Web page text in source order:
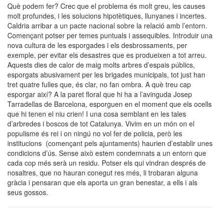
Què podem fer? Crec que el problema és molt greu, les causes
molt profundes, i les solucions hipotètiques, llunyanes i incertes.
Caldria arribar a un pacte nacional sobre la relació amb l’entorn.
Començant potser per temes puntuals i assequibles. Introduir una
nova cultura de les esporgades i els desbrossaments, per
exemple, per evitar els desastres que es produeixen a tot arreu.
Aquests dies de calor de maig molts arbres d’espais públics,
esporgats abusivament per les brigades municipals, tot just han
tret quatre fulles que, és clar, no fan ombra. A què treu cap
esporgar així? A la paret floral que hi ha a l’avinguda Josep
Tarradellas de Barcelona, esporguen en el moment que els ocells
que hi tenen el niu crien! I una cosa semblant en les tales
d’arbredes i boscos de tot Catalunya. Vivim en un món on el
populisme és rei i on ningú no vol fer de policia, però les
institucions (començant pels ajuntaments) haurien d’establir unes
condicions d’ús. Sense això estem condemnats a un entorn que
cada cop més serà un residu. Potser els qui vindran després de
nosaltres, que no hauran conegut res més, li trobaran alguna
gràcia i pensaran que els aporta un gran benestar, a ells i als
seus gossos.